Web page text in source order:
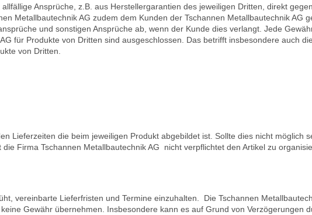
Ansprüche, z.B. aus Herstellergarantien des jeweiligen Dritten, direkt
Metallbautechnik AG zudem dem Kunden der Tschannen Metallbautechnik AG
und sonstigen Ansprüche ab, wenn der Kunde dies verlangt. Jede
für Produkte von Dritten sind ausgeschlossen. Das betrifft insbesondere auch
von Dritten.
Lieferzeiten die beim jeweiligen Produkt abgebildet ist. Sollte dies nicht möglich
Firma Tschannen Metallbautechnik AG nicht verpflichtet den Artikel zu
vereinbarte Lieferfristen und Termine einzuhalten. Die Tschannen
Gewähr übernehmen. Insbesondere kann es auf Grund von Verzögerungen